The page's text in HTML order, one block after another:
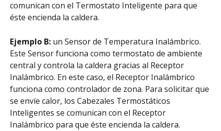
comunican con el Termostato Inteligente para que
éste encienda la caldera.
Ejemplo B: un Sensor de Temperatura Inalámbrico.
Este Sensor funciona como termostato de ambiente
central y controla la caldera gracias al Receptor
Inalámbrico. En este caso, el Receptor Inalámbrico
funciona como controlador de zona. Para solicitar que
se envíe calor, los Cabezales Termostáticos
Inteligentes se comunican con el Receptor
Inalámbrico para que éste encienda la caldera.